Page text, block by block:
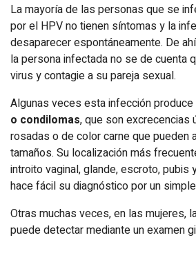
La mayoría de las personas que se
por el HPV no tienen síntomas y la
desaparecer espontáneamente. De
la persona infectada no se de cuenta
virus y contagie a su pareja sexual.
Algunas veces esta infección produce
o condilomas, que son excrecencias
rosadas o de color carne que pueden
tamaños. Su localización más
introito vaginal, glande, escroto, pubis
hace fácil su diagnóstico por un
Otras muchas veces, en las mujeres,
puede detectar mediante un examen